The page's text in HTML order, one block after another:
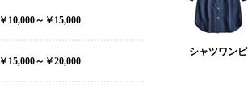
￥10,000～￥15,000
￥15,000～￥20,000
シャツワンピ